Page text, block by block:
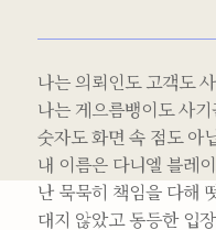
나는 의뢰인도 고객도
나는 게으름뱅이도 사
숫자도 화면 속 점도 아
내 이름은 다니엘 블레
난 묵묵히 책임을 다해
대지 않았고 동등한 입